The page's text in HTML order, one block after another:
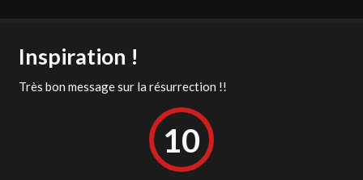
Inspiration !
Très bon message sur la résurrection !!
10